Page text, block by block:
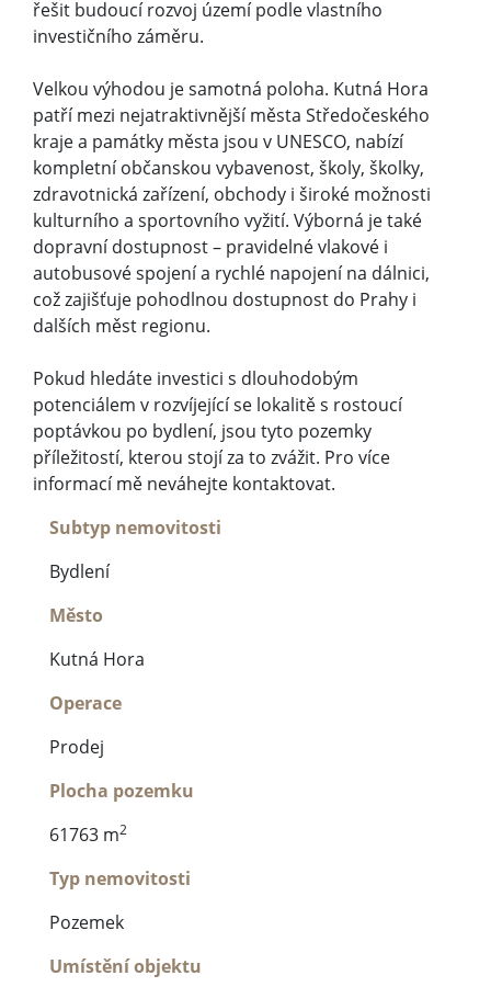
řešit budoucí rozvoj území podle vlastního
investičního záměru.
Velkou výhodou je samotná poloha. Kutná Hora
patří mezi nejatraktivnější města Středočeského
kraje a památky města jsou v UNESCO, nabízí
kompletní občanskou vybavenost, školy, školky,
zdravotnická zařízení, obchody i široké možnosti
kulturního a sportovního vyžití. Výborná je také
dopravní dostupnost – pravidelné vlakové i
autobusové spojení a rychlé napojení na dálnici,
což zajišťuje pohodlnou dostupnost do Prahy i
dalších měst regionu.
Pokud hledáte investici s dlouhodobým
potenciálem v rozvíjející se lokalitě s rostoucí
poptávkou po bydlení, jsou tyto pozemky
příležitostí, kterou stojí za to zvážit. Pro více
informací mě neváhejte kontaktovat.
Subtyp nemovitosti
Bydlení
Město
Kutná Hora
Operace
Prodej
Plocha pozemku
61763 m2
Typ nemovitosti
Pozemek
Umístění objektu